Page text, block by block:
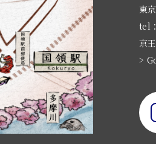
東
tel
京
>